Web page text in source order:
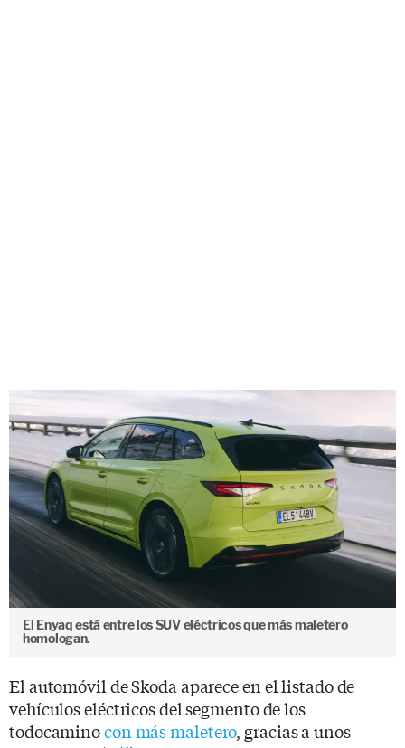
El Enyaq está entre los SUV eléctricos que más maletero
homologan.
El automóvil de Skoda aparece en el listado de
vehículos eléctricos del segmento de los
todocaminocon más maletero, gracias a unos